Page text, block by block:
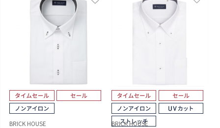
BRICK HOUSE BRICK HOUSE